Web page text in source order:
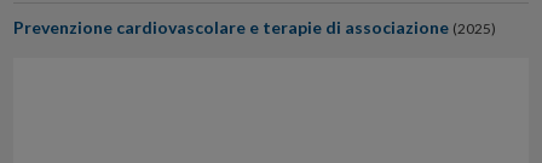
Prevenzione cardiovascolare e terapie di associazione (2025)